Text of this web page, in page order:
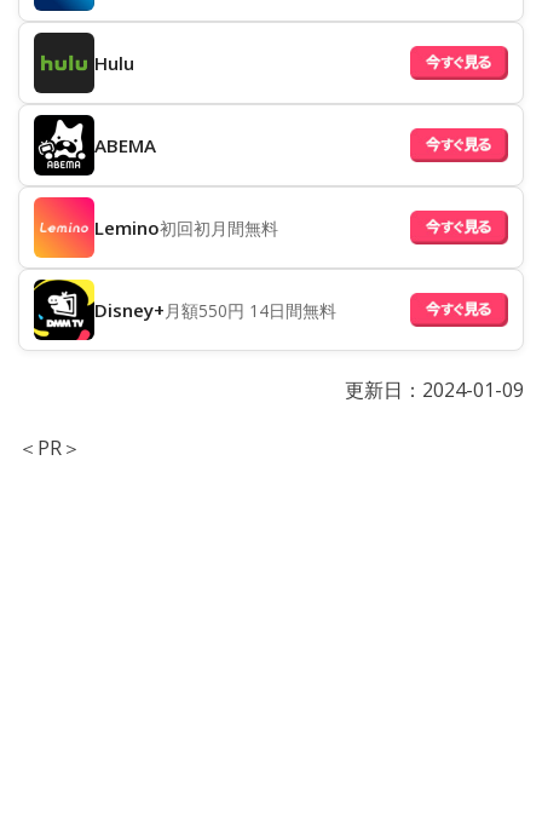
Hulu
ABEMA
Lemino初回初月間無料
Disney+月額550円 14日間無料
更新日： 2024-01-09
＜PR＞